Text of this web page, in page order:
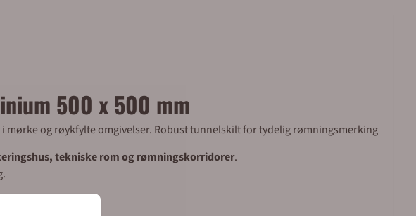
500 x 500 mm
og røykfylte omgivelser. Robust tunnelskilt for tydelig rømningsmerking
tekniske rom og rømningskorridorer.